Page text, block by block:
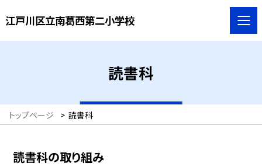
江戸川区立南葛西第二小学校
読書科
トップページ > 読書科
読書科の取り組み